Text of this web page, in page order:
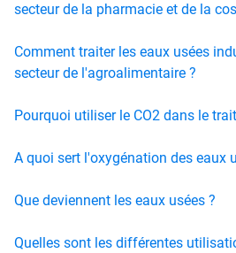
secteur de la pharmacie et de la
Comment traiter les eaux usées
secteur de l'agroalimentaire ?
Pourquoi utiliser le CO2 dans le
A quoi sert l'oxygénation des eaux
Que deviennent les eaux usées ?
Quelles sont les différentes